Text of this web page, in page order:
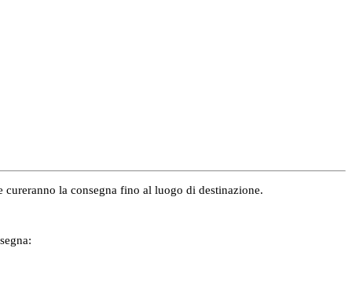
la consegna fino al luogo di destinazione.